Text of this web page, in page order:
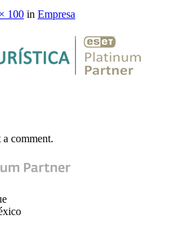
100 in Empresa
a comment.